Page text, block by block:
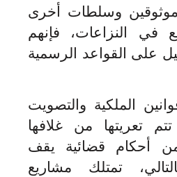
وسلطات أخرى
في النزاعات، فإنهم
على القواعد الرسمية
الملكية والتصويت
تتم تعريتها من غلافها
أحكام قضائية يقف
تمتلك مشاريع